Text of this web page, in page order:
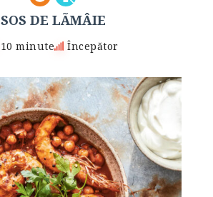
SOS DE LÃMÂIE
10 minute Începător